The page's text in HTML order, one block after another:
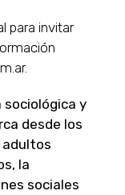
para invitar
sociológica y
desde los
la
sociales